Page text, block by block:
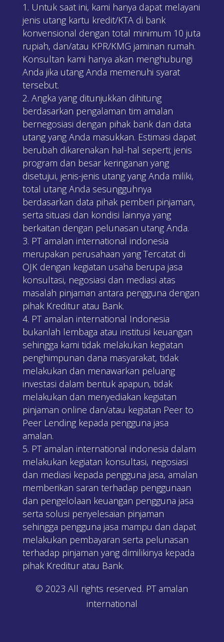
Untuk saat ini, kami hanya dapat melayani
jenis utang kartu kredit/KTA di bank
konvensional dengan total minimum 10 juta
rupiah, dan/atau KPR/KMG jaminan rumah.
Konsultan kami hanya akan menghubungi
Anda jika utang Anda memenuhi syarat
tersebut.
Angka yang ditunjukkan dihitung
berdasarkan pengalaman tim amalan
bernegosiasi dengan pihak bank dan data
utang yang Anda masukkan. Estimasi dapat
berubah dikarenakan hal-hal seperti; jenis
program dan besar keringanan yang
disetujui, jenis-jenis utang yang Anda miliki,
total utang Anda sesungguhnya
berdasarkan data pihak pemberi pinjaman,
serta situasi dan kondisi lainnya yang
berkaitan dengan pelunasan utang Anda.
PT amalan international indonesia
merupakan perusahaan yang Tercatat di
OJK dengan kegiatan usaha berupa jasa
konsultasi, negosiasi dan mediasi atas
masalah pinjaman antara pengguna dengan
pihak Kreditur atau Bank.
PT amalan international Indonesia
bukanlah lembaga atau institusi keuangan
sehingga kami tidak melakukan kegiatan
penghimpunan dana masyarakat, tidak
melakukan dan menawarkan peluang
investasi dalam bentuk apapun, tidak
melakukan dan menyediakan kegiatan
pinjaman online dan/atau kegiatan Peer to
Peer Lending kepada pengguna jasa
amalan.
PT amalan international indonesia dalam
melakukan kegiatan konsultasi, negosiasi
dan mediasi kepada pengguna jasa, amalan
memberikan saran terhadap penggunaan
dan pengelolaan keuangan pengguna jasa
serta solusi penyelesaian pinjaman
sehingga pengguna jasa mampu dan dapat
melakukan pembayaran serta pelunasan
terhadap pinjaman yang dimilikinya kepada
pihak Kreditur atau Bank.
© 2023 All rights reserved. PT amalan
international